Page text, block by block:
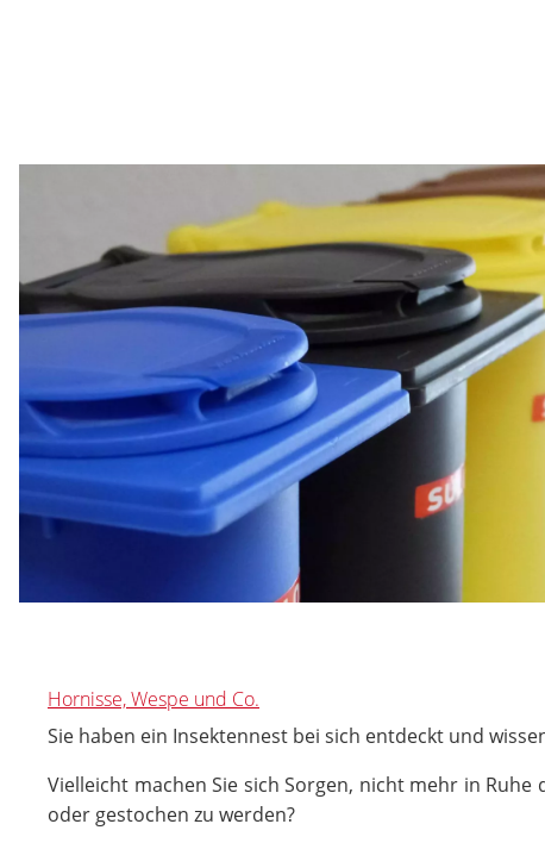
Hornisse, Wespe und Co.
Sie haben ein Insektennest bei sich entdeckt und
Vielleicht machen Sie sich Sorgen, nicht mehr in Ruhe
oder gestochen zu werden?